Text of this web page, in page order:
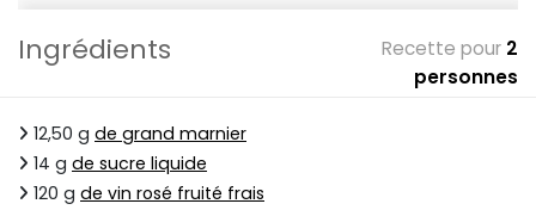
Ingrédients Recette pour 2
personnes
12,50 g de grand marnier
14 g de sucre liquide
120 g de vin rosé fruité frais